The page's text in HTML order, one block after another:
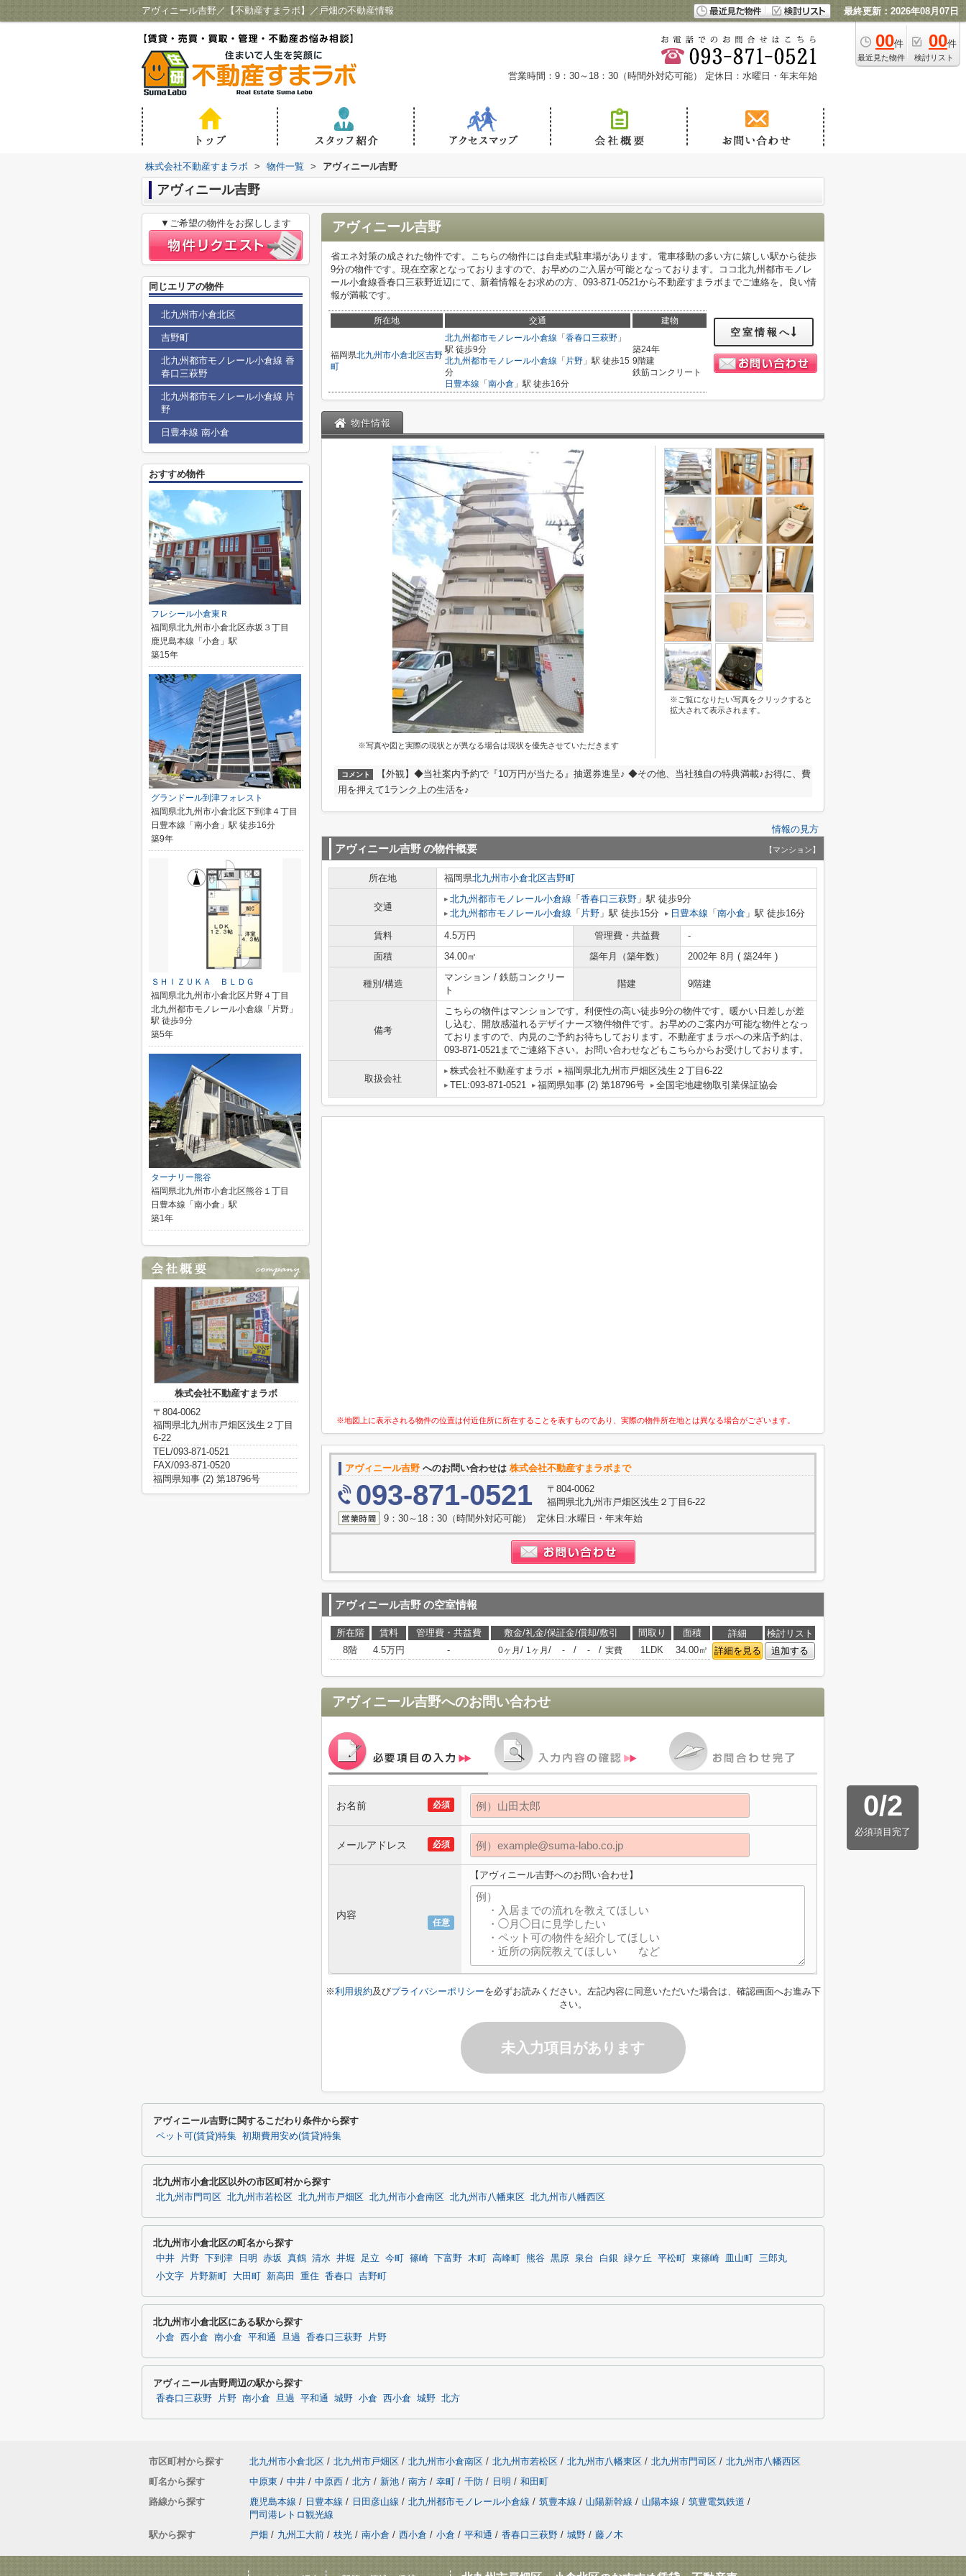
アヴィニール吉野／【不動産すまラボ】／戸畑の不動産情報 最終更新：2026年08月07日
00件
最近見た物件
00件
検討リスト
営業時間：9：30～18：30（時間外対応可能） 定休日：水曜日・年末年始
株式会社不動産すまラボ > 物件一覧 > アヴィニール吉野
アヴィニール吉野
アヴィニール吉野
省エネ対策の成された物件です。こちらの物件には自走式駐車場があります。電車移動の多い方に嬉しい駅から徒歩
9分の物件です。現在空家となっておりますので、お早めのご入居が可能となっております。ココ北九州都市モノレ
ール小倉線香春口三萩野近辺にて、新着情報をお求めの方、093-871-0521から不動産すまラボまでご連絡を。良い情
報が満載です。
所在地 交通 建物
福岡県北九州市小倉北区吉野
町
北九州都市モノレール小倉線 「 香春口三萩野 」
駅 徒歩9分
北九州都市モノレール小倉線 「 片野 」駅 徒歩15
分
日豊本線 「 南小倉 」駅 徒歩16分
築24年
9階建
鉄筋コンクリート
空室情報へ
物件情報
※写真や図と実際の現状とが異なる場合は現状を優先させていただきます
※ご覧になりたい写真をクリックすると
拡大されて表示されます。
コメント
【外観】◆当社案内予約で『10万円が当たる』抽選券進呈♪ ◆その他、当社独自の特典満載♪お得に、費
用を押えて1ランク上の生活を♪
情報の見方
アヴィニール吉野の物件概要 【マンション】
所在地 福岡県北九州市小倉北区吉野町
交通
北九州都市モノレール小倉線 「 香春口三萩野 」駅 徒歩9分
北九州都市モノレール小倉線 「 片野 」駅 徒歩15分 日豊本線 「 南小倉 」駅 徒歩16分
賃料 4.5万円 管理費・共益費
-
面積
34.00㎡ 築年月（築年数） 2002年 8月 ( 築24年 )
種別/構造
マンション / 鉄筋コンクリー
ト
階建 9階建
備考
こちらの物件はマンションです。利便性の高い徒歩9分の物件です。暖かい日差しが差
し込む、開放感溢れるデザイナーズ物件物件です。お早めのご案内が可能な物件となっ
ておりますので、内見のご予約お待ちしております。不動産すまラボへの来店予約は、
093-871-0521までご連絡下さい。お問い合わせなどもこちらからお受けしております。
取扱会社
株式会社不動産すまラボ
福岡県北九州市戸畑区浅生２丁目6-22
TEL:093-871-0521
福岡県知事 (2) 第18796号 全国宅地建物取引業保証協会
※地図上に表示される物件の位置は付近住所に所在することを表すものであり、実際の物件所在地とは異なる場合がございます。
アヴィニール吉野 へのお問い合わせは 株式会社不動産すまラボまで
093-871-0521
〒804-0062
福岡県北九州市戸畑区浅生２丁目6-22
9：30～18：30（時間外対応可能） 定休日:水曜日・年末年始
アヴィニール吉野の空室情報
所在階 賃料 管理費・共益費 敷金/礼金/保証金/償却/敷引 間取り 面積 詳細
検討リスト
8階
4.5万円 - 0ヶ月 / 1ヶ月 / - / - / 実費 1LDK 34.00㎡ 詳細を見る 追加する
アヴィニール吉野へのお問い合わせ
0/2
必須項目完了
必須
お名前
必須
メールアドレス
任意
内容
【アヴィニール吉野へのお問い合わせ】
※利用規約及びプライバシーポリシーを必ずお読みください。左記内容に同意いただいた場合は、確認画面へお進み下
さい。
未入力項目があります
▼ご希望の物件をお探しします
同じエリアの物件
北九州市小倉北区
吉野町
北九州都市モノレール小倉線 香
春口三萩野
北九州都市モノレール小倉線 片
野
日豊本線 南小倉
おすすめ物件
フレシール小倉東Ｒ
福岡県北九州市小倉北区赤坂３丁目
鹿児島本線「小倉」駅
築15年
グランドール到津フォレスト
福岡県北九州市小倉北区下到津４丁目
日豊本線「南小倉」駅 徒歩16分
築9年
ＳＨＩＺＵＫＡ ＢＬＤＧ
福岡県北九州市小倉北区片野４丁目
北九州都市モノレール小倉線「片野」
駅 徒歩9分
築5年
ターナリー熊谷
福岡県北九州市小倉北区熊谷１丁目
日豊本線「南小倉」駅
築1年
株式会社不動産すまラボ
〒804-0062
福岡県北九州市戸畑区浅生２丁目
6-22
TEL/093-871-0521
FAX/093-871-0520
福岡県知事 (2) 第18796号
アヴィニール吉野に関するこだわり条件から探す
ペット可(賃貸)特集 初期費用安め(賃貸)特集
北九州市小倉北区以外の市区町村から探す
北九州市門司区 北九州市若松区 北九州市戸畑区 北九州市小倉南区 北九州市八幡東区 北九州市八幡西区
北九州市小倉北区の町名から探す
中井 片野 下到津 日明 赤坂 真鶴 清水 井堀 足立 今町 篠崎 下富野 木町 高峰町 熊谷 黒原 泉台 白銀 緑ケ丘 平松町 東篠崎 皿山町
三郎丸
小文字
片野新町 大田町 新高田 重住 香春口 吉野町
北九州市小倉北区にある駅から探す
小倉 西小倉 南小倉 平和通 旦過 香春口三萩野 片野
アヴィニール吉野周辺の駅から探す
香春口三萩野 片野 南小倉 旦過 平和通 城野 小倉 西小倉 城野 北方
市区町村から探す 北九州市小倉北区 / 北九州市戸畑区 / 北九州市小倉南区 / 北九州市若松区 / 北九州市八幡東区 / 北九州市門司区 / 北九州市八幡西区
町名から探す
中原東 / 中井 / 中原西 / 北方 / 新池 / 南方 / 幸町 / 千防 / 日明 / 和田町
路線から探す
鹿児島本線 / 日豊本線 / 日田彦山線 / 北九州都市モノレール小倉線 / 筑豊本線 / 山陽新幹線 / 山陽本線 / 筑豊電気鉄道 /
門司港レトロ観光線
駅から探す
戸畑 / 九州工大前 / 枝光 / 南小倉 / 西小倉 / 小倉 / 平和通 / 香春口三萩野 / 城野 / 藤ノ木